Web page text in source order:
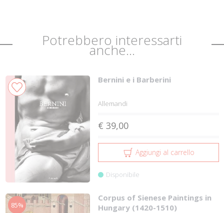
Potrebbero interessarti
anche...
Bernini e i Barberini
Allemandi
€ 39,00
Aggiungi al carrello
Disponibile
85%
Corpus of Sienese Paintings in
Hungary (1420-1510)